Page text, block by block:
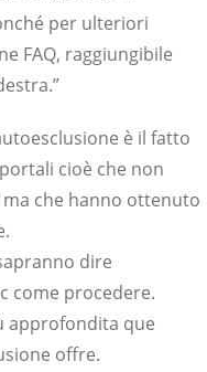
per ulteriori
FAQ, raggiungibile
è il fatto
cioè che non
ma che hanno ottenuto
dire
come procedere.
approfondita que
offre.